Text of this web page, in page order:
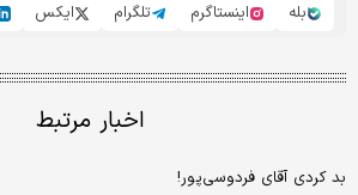
بله
اینستاگرم تلگرام ایکس
اخبار مرتبط
بد کردی آقای فردوسی‌پور!